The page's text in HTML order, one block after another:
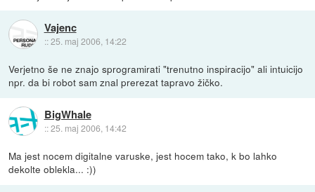
Vajenc
::25. maj 2006, 14:22
Verjetno še ne znajo sprogramirati "trenutno inspiracijo" ali intuicijo
npr. da bi robot sam znal prerezat tapravo žičko.
BigWhale
::25. maj 2006, 14:42
Ma jest nocem digitalne varuske, jest hocem tako, k bo lahko
dekolte oblekla... :))